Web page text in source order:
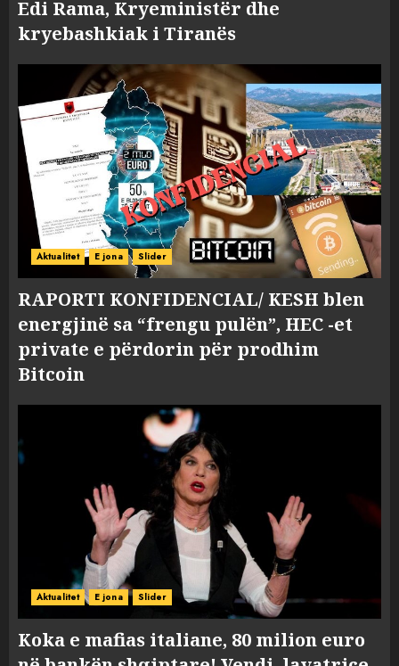
Edi Rama, Kryeministër dhe
kryebashkiak i Tiranës
Aktualitet E jona Slider
RAPORTI KONFIDENCIAL/ KESH blen
energjinë sa “frengu pulën”, HEC -et
private e përdorin për prodhim
Bitcoin
Aktualitet E jona Slider
Koka e mafias italiane, 80 milion euro